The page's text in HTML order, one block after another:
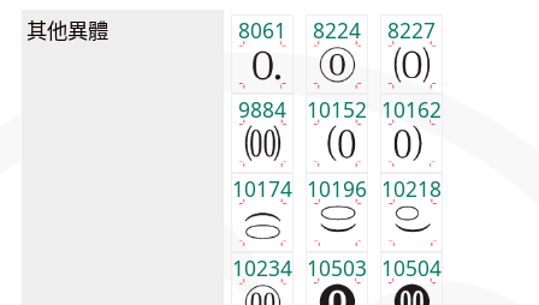
其他異體 8061 8224 8227
9884 10152 10162
10174 10196 10218
10234 10503 10504